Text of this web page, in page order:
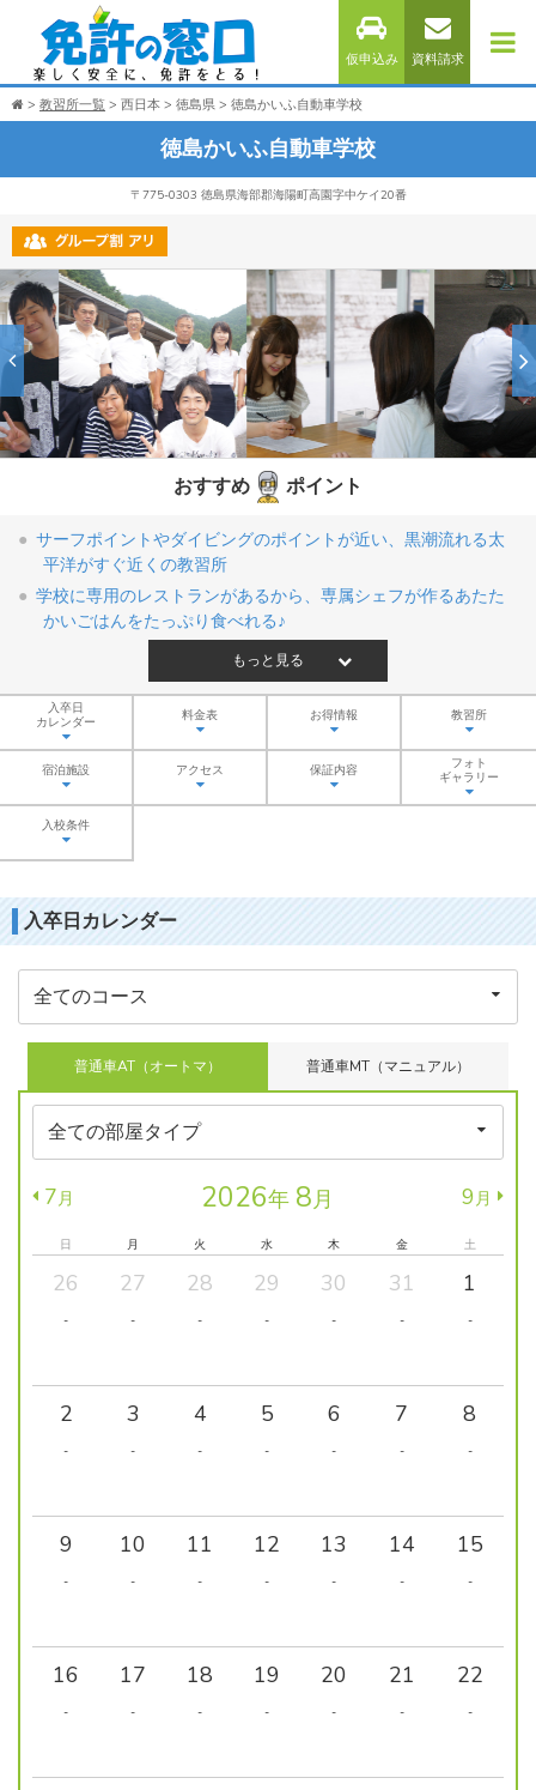
仮申込み 資料請求
教習所一覧 西日本 徳島県 徳島かいふ自動車学校
徳島かいふ自動車学校
〒775-0303 徳島県海部郡海陽町高園字中ケイ20番
おすすめ ポイント
サーフポイントやダイビングのポイントが近い、黒潮流れる太
平洋がすぐ近くの教習所
学校に専用のレストランがあるから、専属シェフが作るあたた
かいごはんをたっぷり食べれる♪
もっと見る
入卒日
カレンダー
料金表 お得情報 教習所
宿泊施設 アクセス 保証内容
フォト
ギャラリー
入校条件
入卒日カレンダー
普通車AT（オートマ） 普通車MT（マニュアル）
7月 2026年 8月 9月
日 月 火 水 木 金 土
26
-
27
-
28
-
29
-
30
-
31
-
1
-
2
-
3
-
4
-
5
-
6
-
7
-
8
-
9
-
10
-
11
-
12
-
13
-
14
-
15
-
16
-
17
-
18
-
19
-
20
-
21
-
22
-